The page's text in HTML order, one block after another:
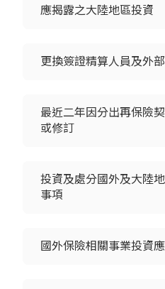
應揭露之大陸地區投資
更換簽證精算人員及外
最近二年因分出再保險
或修訂
投資及處分國外及大陸
事項
國外保險相關事業投資